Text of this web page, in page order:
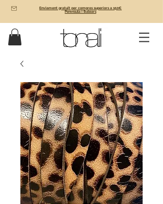
Enviament gratuït per compres superiors a 150€
Península i Balears